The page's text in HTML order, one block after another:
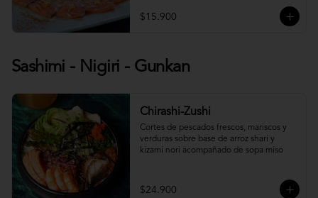
$15.900
Sashimi - Nigiri - Gunkan
Chirashi-Zushi
Cortes de pescados frescos, mariscos y
verduras sobre base de arroz shari y
kizami nori acompañado de sopa miso
$24.900